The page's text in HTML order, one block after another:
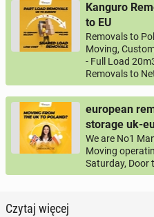
Kanguro
to EU
Removals to
Moving,
- Full Load
Removals to
european
storage uk-
We are No1
Moving
Saturday, Door
Czytaj więcej